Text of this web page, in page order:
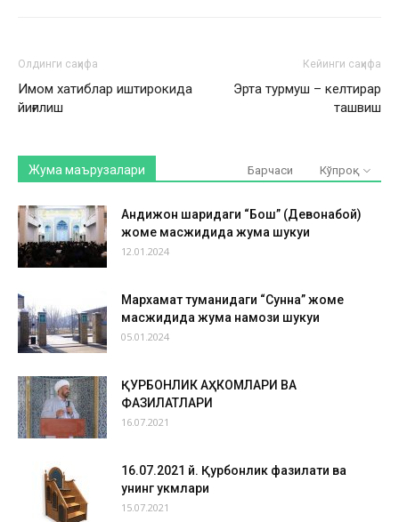
Олдинги саҳифа
Имом хатиблар иштирокида
йиғилиш
Кейинги саҳифа
Эрта турмуш – келтирар
ташвиш
Жума маърузалари Барчаси Кўпроқ
Андижон шаҳридаги “Бош” (Девонабой)
жоме масжидида жума шукуҳи
12.01.2024
Мархамат туманидаги “Сунна” жоме
масжидида жума намози шукуҳи
05.01.2024
ҚУРБОНЛИК АҲКОМЛАРИ ВА
ФАЗИЛАТЛАРИ
16.07.2021
16.07.2021 й. Қурбонлик фазилати ва
унинг ҳукмлари
15.07.2021